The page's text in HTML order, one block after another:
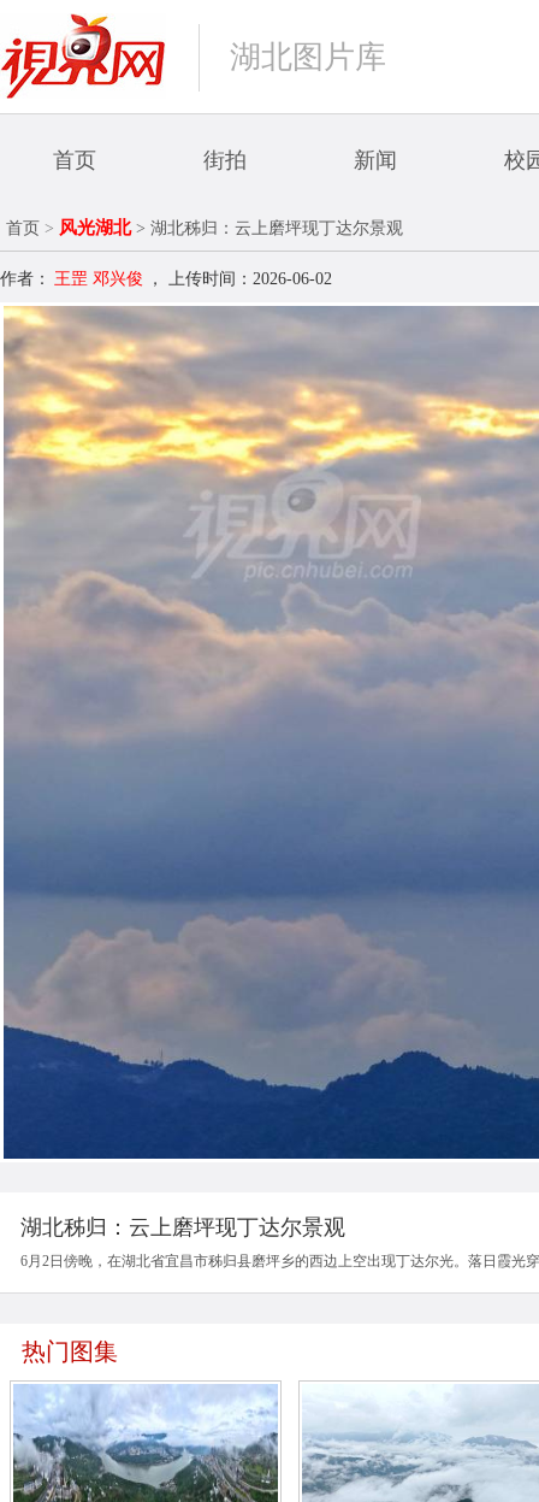
湖北图片库
首页 街拍 新闻 校
首页 > 风光湖北> 湖北秭归：云上磨坪现丁达尔景观
作者： 王罡 邓兴俊 ， 上传时间：2026-06-02
湖北秭归：云上磨坪现丁达尔景观
6月2日傍晚，在湖北省宜昌市秭归县磨坪乡的西边上空出现丁达尔光。落日霞
热门图集